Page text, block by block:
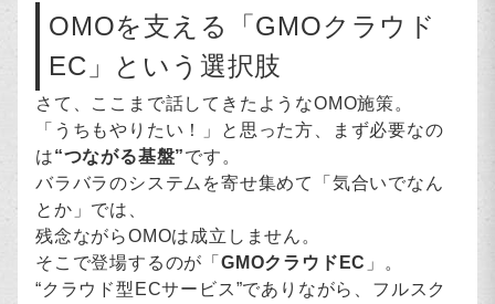
OMOを支える「GMOクラウド
EC」という選択肢
さて、ここまで話してきたようなOMO施策。
「うちもやりたい！」と思った方、まず必要なの
は“つながる基盤”です。
バラバラのシステムを寄せ集めて「気合いでなん
とか」では、
残念ながらOMOは成立しません。
そこで登場するのが「 GMOクラウドEC 」。
“クラウド型ECサービス”でありながら、フルスク